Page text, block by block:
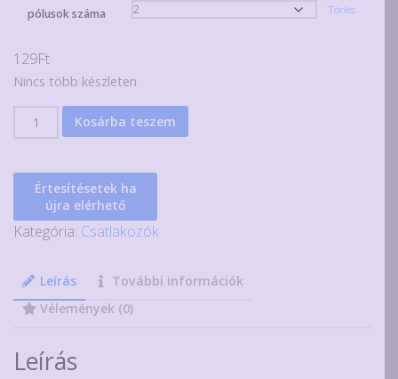
pólusok száma Törlés
129Ft
Nincs több készleten
Összedugható
sorkapocs
(15EDG)
többféle
mennyiség
Kosárba teszem
Értesítésetek ha
újra elérhető
Kategória: Csatlakozók
Leírás
További információk
Vélemények (0)
Leírás